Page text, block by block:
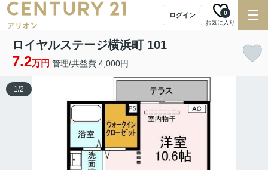
ログイン
お気に入り
0
ロイヤルステージ横浜町 101
7.2万円 管理/共益費 4,000円
1/2